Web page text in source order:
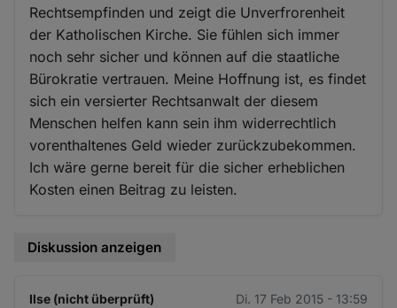
Rechtsempfinden und zeigt die Unverfrorenheit
der Katholischen Kirche. Sie fühlen sich immer
noch sehr sicher und können auf die staatliche
Bürokratie vertrauen. Meine Hoffnung ist, es findet
sich ein versierter Rechtsanwalt der diesem
Menschen helfen kann sein ihm widerrechtlich
vorenthaltenes Geld wieder zurückzubekommen.
Ich wäre gerne bereit für die sicher erheblichen
Kosten einen Beitrag zu leisten.
Diskussion anzeigen
Ilse (nicht überprüft) Di. 17 Feb 2015 - 13:59